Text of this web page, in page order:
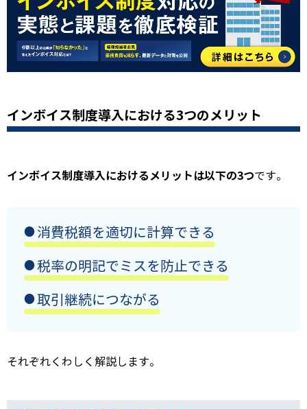
インボイス制度導入における3つのメリット
インボイス制度導入におけるメリットは以下の3つです。
消費税額を適切に計算できる
税率の明記でミスを防止できる
取引継続につながる
それぞれくわしく解説します。